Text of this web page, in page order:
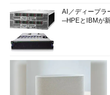
AI／ディープラ
─HPEとIBMが